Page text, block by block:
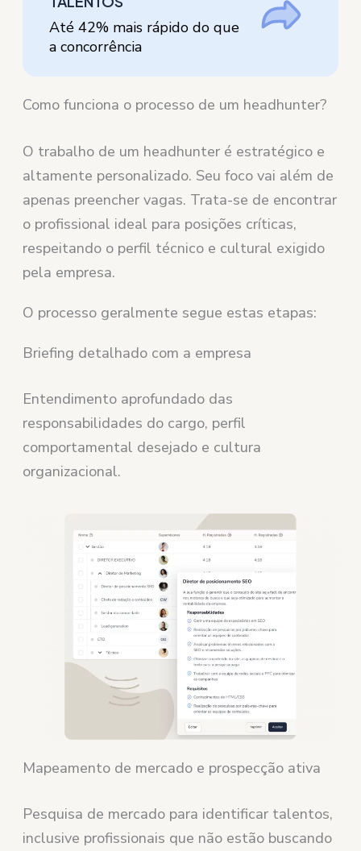
Até 42% mais rápido do que
a concorrência
Como funciona o processo de um headhunter?
O trabalho de um headhunter é estratégico e
altamente personalizado. Seu foco vai além de
apenas preencher vagas. Trata-se de encontrar
o profissional ideal para posições críticas,
respeitando o perfil técnico e cultural exigido
pela empresa.
O processo geralmente segue estas etapas:
Briefing detalhado com a empresa
Entendimento aprofundado das
responsabilidades do cargo, perfil
comportamental desejado e cultura
organizacional.
Mapeamento de mercado e prospecção ativa
Pesquisa de mercado para identificar talentos,
inclusive profissionais que não estão buscando